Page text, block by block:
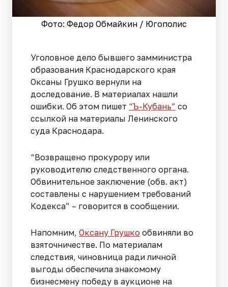
Фото: Федор Обмайкин / Югополис
Уголовное дело бывшего замминистра
образования Краснодарского края
Оксаны Грушко вернули на
доследование. В материалах нашли
ошибки. Об этом пишет “Ъ-Кубань” со
ссылкой на материалы Ленинского
суда Краснодара.
“Возвращено прокурору или
руководителю следственного органа.
Обвинительное заключение (обв. акт)
составлены с нарушением требований
Кодекса” – говорится в сообщении.
Напомним, Оксану Грушко обвиняли во
взяточничестве. По материалам
следствия, чиновница ради личной
выгоды обеспечила знакомому
бизнесмену победу в аукционе на